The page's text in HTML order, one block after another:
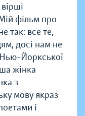
фільм про
так: все те,
досі нам не
Йоркської
жінка
з
мову якраз
і